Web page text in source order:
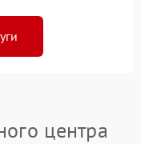
центра